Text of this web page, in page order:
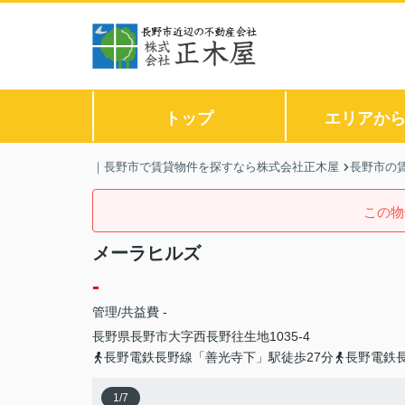
トップ エリアか
｜長野市で賃貸物件を探すなら株式会社正木屋 長野市の
この
メーラヒルズ
-
管理/共益費 -
長野県長野市大字西長野往生地1035-4
長野電鉄長野線「善光寺下」駅徒歩27分
長野電鉄
1/7